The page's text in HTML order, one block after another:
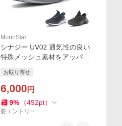
MoonStar
シナジー UV02 通気性の良い
特殊メッシュ素材をアッパー
れた厚底スリポンスニーカ
ー、着脱容易仕様 MoonStar
(お取り寄せ商品)
お取り寄せ
6,000円
9% （492pt）
要エントリー